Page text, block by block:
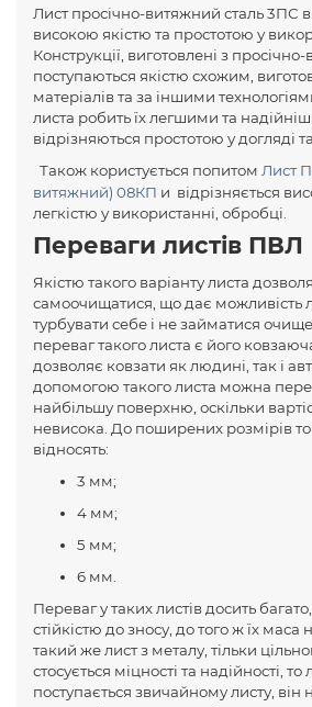
Лист просічно-витяжний сталь 3ПС
високою якістю та простотою у
Конструкції, виготовлені з
поступаються якістю схожим,
матеріалів та за іншими
листа робить їх легшими та
відрізняються простотою у догляді
Також користується попитом Лист
витяжний) 08КП и відрізняється
легкістю у використанні, обробці.
Переваги листів ПВЛ
Якістю такого варіанту листа
самоочищатися, що дає можливість
турбувати себе і не займатися
переваг такого листа є його
дозволяє ковзати як людині, так і
допомогою такого листа можна
найбільшу поверхню, оскільки
невисока. До поширених розмірів
відносять:
3 мм;
4 мм;
5 мм;
6 мм.
Переваг у таких листів досить
стійкістю до зносу, до того ж їх
такий же лист з металу, тільки
стосується міцності та надійності,
поступається звичайному листу, він